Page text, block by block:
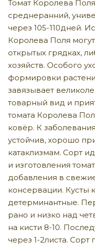
Томат Королева
среднеранний,
через 105-110дней.
Королева Поля
открытых грядках,
хозяйств. Особого
формировки
завязывает
товарный вид и
томата Королева
ковёр. К
устойчив, хорошо
катаклизмам. Сорт
и изготовления
добавления в
консервации. Кусты
детерминантные.
рано и низко над
на кисти 8-10.
через 1-2листа. Сорт